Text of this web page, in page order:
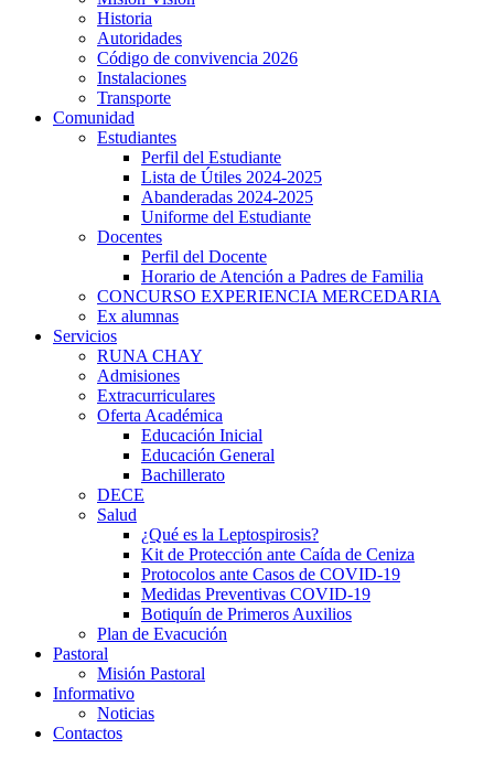
Historia
Autoridades
Código de convivencia 2026
Instalaciones
Transporte
Comunidad
Estudiantes
Perfil del Estudiante
Lista de Útiles 2024-2025
Abanderadas 2024-2025
Uniforme del Estudiante
Docentes
Perfil del Docente
Horario de Atención a Padres de Familia
CONCURSO EXPERIENCIA MERCEDARIA
Ex alumnas
Servicios
RUNA CHAY
Admisiones
Extracurriculares
Oferta Académica
Educación Inicial
Educación General
Bachillerato
DECE
Salud
¿Qué es la Leptospirosis?
Kit de Protección ante Caída de Ceniza
Protocolos ante Casos de COVID-19
Medidas Preventivas COVID-19
Botiquín de Primeros Auxilios
Plan de Evacución
Pastoral
Misión Pastoral
Informativo
Noticias
Contactos